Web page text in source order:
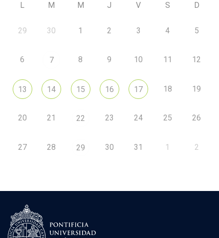
L M M J V S D
29 30 1 2 3 4 5
6 7 8 9 10 11 12
13 14 15 16 17 18 19
20 21 22 23 24 25 26
27 28 29 30 31 1 2